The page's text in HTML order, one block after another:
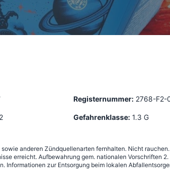
Registernummer: 2768-F2-
Gefahrenklasse: 1.3 G
anderen Zündquellenarten fernhalten. Nicht
erreicht. Aufbewahrung gem. nationalen Vorschriften 2.
Informationen zur Entsorgung beim lokalen